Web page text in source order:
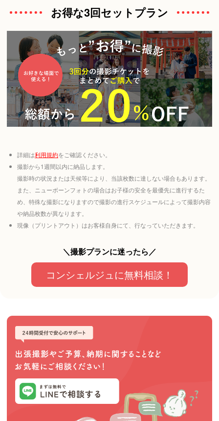
お得な3回セットプラン
詳細は利用規約をご確認ください。
撮影から1週間以内に納品します。
撮影時の状況または天候等により、当該枚数に達しない場合もあります。
また、ニューボーンフォトの場合はお子様の安全を最優先に進行するた
め、特殊な撮影になりますので撮影の進行スケジュールによって撮影内容
や納品枚数が異なります。
現像（プリントアウト）はお客様自身にて、行なっていただきます。
＼撮影プランに迷ったら／
コンシェルジュに無料相談！